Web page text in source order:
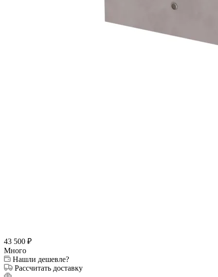
43 500 ₽
Много
Нашли дешевле?
Рассчитать доставку